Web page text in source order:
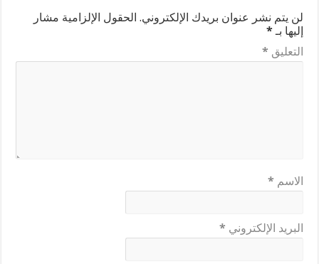
لن يتم نشر عنوان بريدك الإلكتروني. الحقول الإلزامية مشار
إليها بـ*
التعليق *
الاسم *
البريد الإلكتروني *